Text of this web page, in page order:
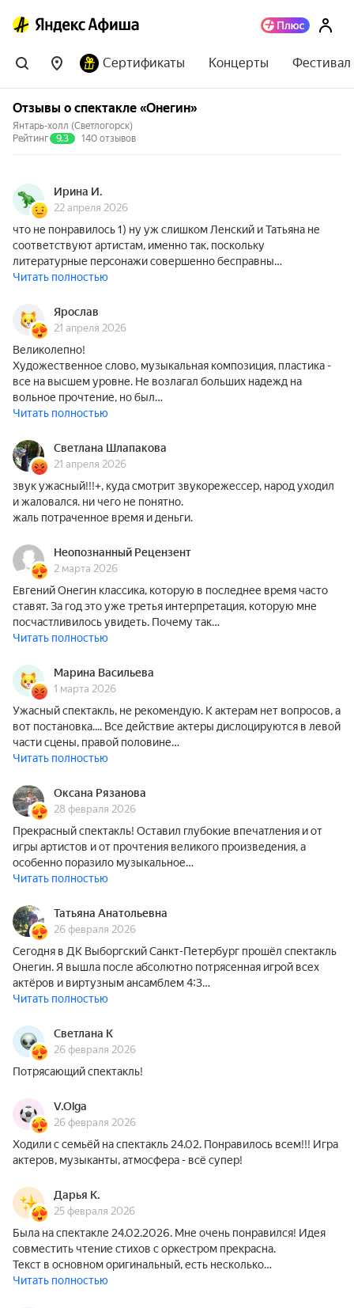
Сертификаты Концерты
Отзывы о спектакле «Онегин»
Янтарь-холл (Светлогорск)
Рейтинг
9.3 140 отзывов
Ирина И.
22 апреля 2026
что не понравилось 1) ну уж слишком Ленский и Татьяна не
соответствуют артистам, именно так, поскольку
литературные персонажи совершенно бесправны…
Читать полностью
Ярослав
21 апреля 2026
Великолепно!
Художественное слово, музыкальная композиция, пластика -
все на высшем уровне. Не возлагал больших надежд на
вольное прочтение, но был…
Читать полностью
Светлана Шлапакова
21 апреля 2026
звук ужасный!!!+, куда смотрит звукорежессер, народ уходил
и жаловался. ни чего не понятно.
жаль потраченное время и деньги.
Неопознанный Рецензент
2 марта 2026
Евгений Онегин классика, которую в последнее время часто
ставят. За год это уже третья интерпретация, которую мне
посчастливилось увидеть. Почему так…
Читать полностью
Марина Васильева
1 марта 2026
Ужасный спектакль, не рекомендую. К актерам нет вопросов, а
вот постановка.... Все действие актеры дислоцируются в левой
части сцены, правой половине…
Читать полностью
Оксана Рязанова
28 февраля 2026
Прекрасный спектакль! Оставил глубокие впечатления и от
игры артистов и от прочтения великого произведения, а
особенно поразило музыкальное…
Читать полностью
Татьяна Анатольевна
26 февраля 2026
Сегодня в ДК Выборгский Санкт-Петербург прошёл спектакль
Онегин. Я вышла после абсолютно потрясенная игрой всех
актёров и виртузным ансамблем 4:3…
Читать полностью
Светлана К
26 февраля 2026
Потрясающий спектакль!
V.Olga
26 февраля 2026
Ходили с семьёй на спектакль 24.02. Понравилось всем!!! Игра
актеров, музыканты, атмосфера - всё супер!
Дарья К.
25 февраля 2026
Была на спектакле 24.02.2026. Мне очень понравился! Идея
совместить чтение стихов с оркестром прекрасна.
Текст в основном оригинальный, есть несколько…
Читать полностью